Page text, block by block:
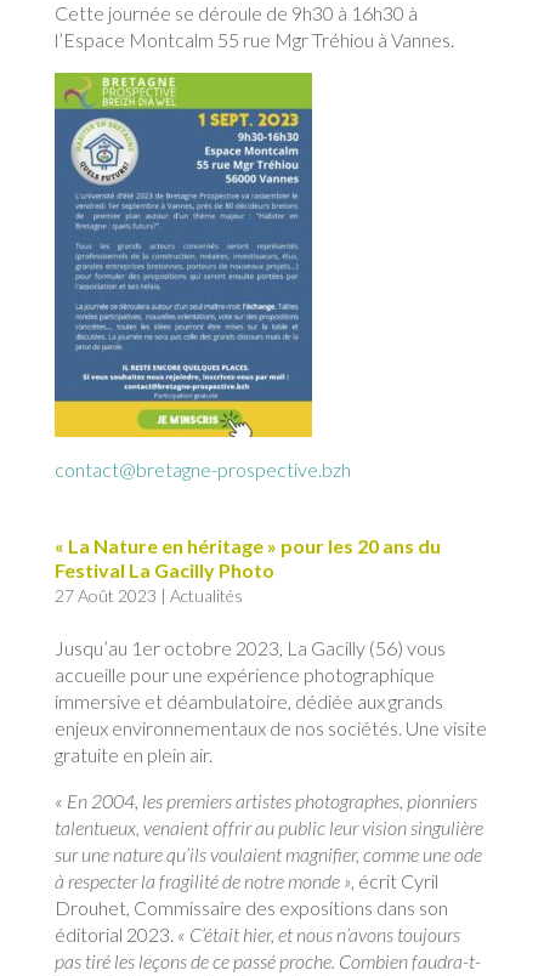
Cette journée se déroule de 9h30 à 16h30 à
l’Espace Montcalm 55 rue Mgr Tréhiou à Vannes.
contact@bretagne-prospective.bzh
« La Nature en héritage » pour les 20 ans du
Festival La Gacilly Photo
27 Août 2023 | Actualités
Jusqu’au 1er octobre 2023, La Gacilly (56) vous
accueille pour une expérience photographique
immersive et déambulatoire, dédiée aux grands
enjeux environnementaux de nos sociétés. Une visite
gratuite en plein air.
« En 2004, les premiers artistes photographes, pionniers
talentueux, venaient offrir au public leur vision singulière
sur une nature qu’ils voulaient magnifier, comme une ode
à respecter la fragilité de notre monde », écrit Cyril
Drouhet, Commissaire des expositions dans son
éditorial 2023. « C’était hier, et nous n’avons toujours
pas tiré les leçons de ce passé proche. Combien faudra-t-